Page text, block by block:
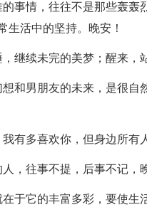
事情，往往不是那些轰轰
生活中的坚持。晚安！
继续未完的美梦；醒来，
想和男朋友的未来，是很
有多喜欢你，但身边所有
，往事不提，后事不记，
于它的丰富多彩，要使生